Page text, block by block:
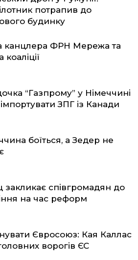
потрапив до
будинку
канцлера ФРН Мережа та
коаліції
“Газпрому” у Німеччині
ЗПГ із Канади
боїться, а Зедер не
закликає співгромадян до
на час реформ
Євросоюз: Кая Каллас
ворогів ЄС